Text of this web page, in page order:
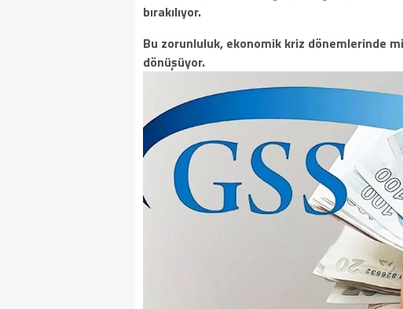
bırakılıyor.
Bu zorunluluk, ekonomik kriz dönemlerinde
dönüşüyor.